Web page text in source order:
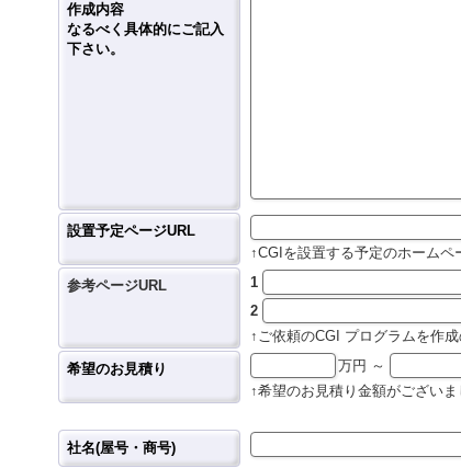
作成内容
なるべく具体的にご記入
下さい。
設置予定ページURL
↑CGIを設置する予定のホームペ
参考ページURL
1
2
↑ご依頼のCGI プログラムを作
希望のお見積り
万円 ～
↑希望のお見積り金額がございま
社名(屋号・商号)